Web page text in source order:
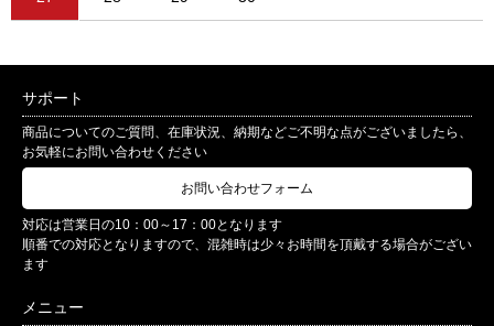
サポート
商品についてのご質問、在庫状況、納期などご不明な点がございましたら、
お気軽にお問い合わせください
お問い合わせフォーム
対応は営業日の10：00～17：00となります
順番での対応となりますので、混雑時は少々お時間を頂戴する場合がござい
ます